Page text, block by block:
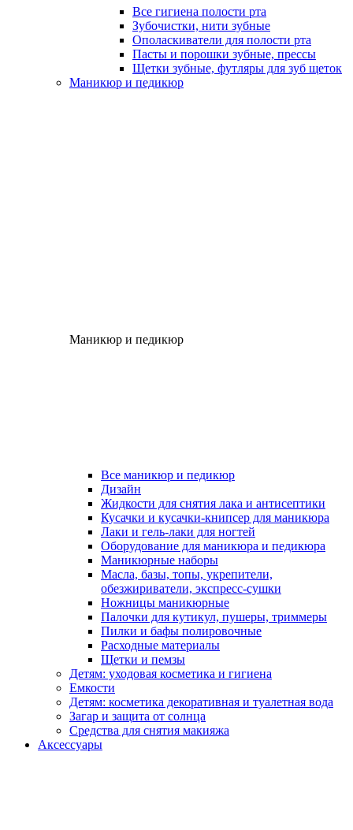
Все гигиена полости рта
Зубочистки, нити зубные
Ополаскиватели для полости рта
Пасты и порошки зубные, прессы
Щетки зубные, футляры для зуб щеток
Маникюр и педикюр
Маникюр и педикюр
Все маникюр и педикюр
Дизайн
Жидкости для снятия лака и антисептики
Кусачки и кусачки-книпсер для маникюра
Лаки и гель-лаки для ногтей
Оборудование для маникюра и педикюра
Маникюрные наборы
Масла, базы, топы, укрепители,
обезжириватели, экспресс-сушки
Ножницы маникюрные
Палочки для кутикул, пушеры, триммеры
Пилки и бафы полировочные
Расходные материалы
Щетки и пемзы
Детям: уходовая косметика и гигиена
Емкости
Детям: косметика декоративная и туалетная вода
Загар и защита от солнца
Средства для снятия макияжа
Аксессуары